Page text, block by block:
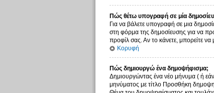
Πώς θέτω υπογραφή σε μία
Για να βάλετε υπογραφή σε μια
στη φόρμα της δημοσίευσης για να
προφίλ σας. Αν το κάνετε, μπορείτε
Κορυφή
Πώς δημιουργώ ένα δημοψήφισμα;
Δημιουργώντας ένα νέο μήνυμα ( ή
μηνύματος με τίτλο Προσθήκη